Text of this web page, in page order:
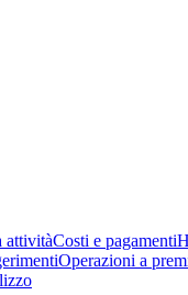
attivitàCosti e pagamenti
Operazioni a